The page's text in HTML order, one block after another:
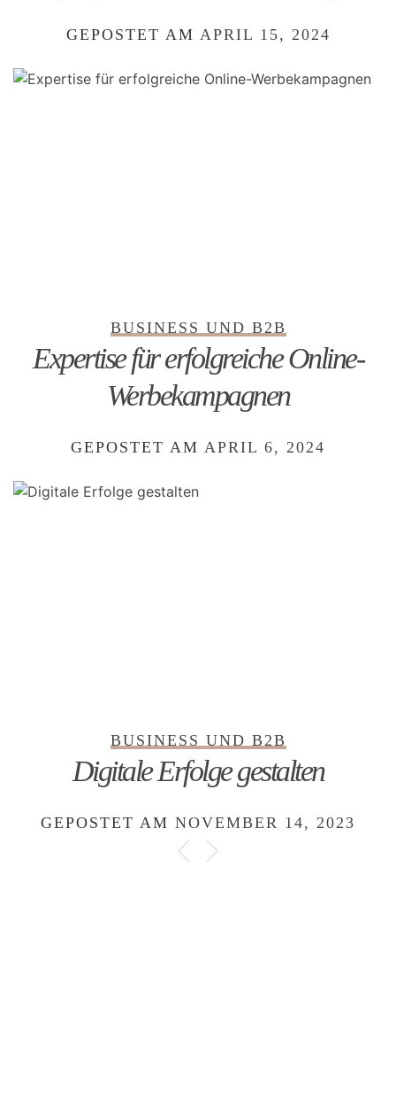
GEPOSTET AM APRIL 15, 2024
BUSINESS UND B2B
Expertise für erfolgreiche Online-
Werbekampagnen
GEPOSTET AM APRIL 6, 2024
BUSINESS UND B2B
Digitale Erfolge gestalten
GEPOSTET AM NOVEMBER 14, 2023